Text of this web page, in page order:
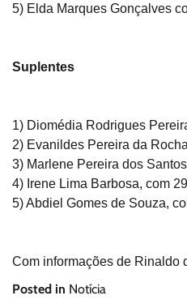
5) Elda Marques Gonçalves
Suplentes
1) Diomédia Rodrigues
2) Evanildes Pereira da
3) Marlene Pereira dos
4) Irene Lima Barbosa, com
5) Abdiel Gomes de Souza,
Com informações de Rinaldo
Posted in Notícia